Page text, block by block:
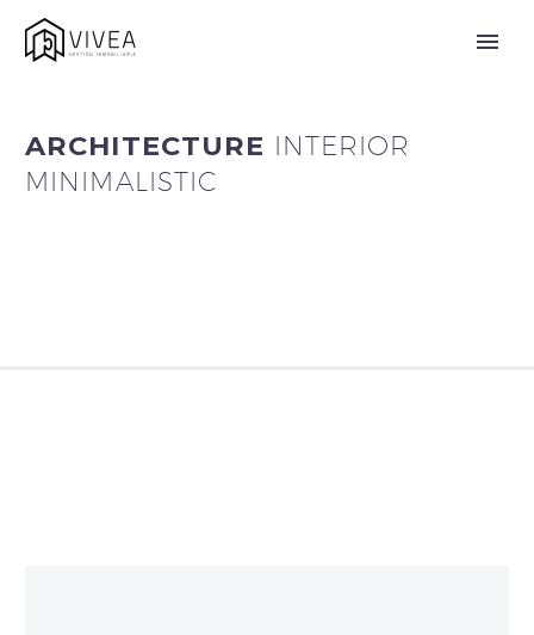
ARCHITECTURE INTERIOR
MINIMALISTIC